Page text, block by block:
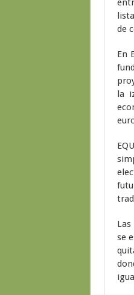
de
En
la
se